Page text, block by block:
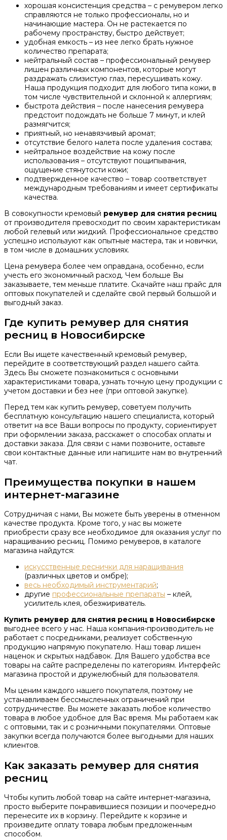
хорошая консистенция средства – с ремувером легко
справляются не только профессионалы, но и
начинающие мастера. Он не растекается по
рабочему пространству, быстро действует;
удобная емкость – из нее легко брать нужное
количество препарата;
нейтральный состав – профессиональный ремувер
лишен различных компонентов, которые могут
раздражать слизистую глаз, пересушивать кожу.
Наша продукция подходит для любого типа кожи, в
том числе чувствительной и склонной к аллергиям;
быстрота действия – после нанесения ремувера
предстоит подождать не больше 7 минут, и клей
размягчится;
приятный, но ненавязчивый аромат;
отсутствие белого налета после удаления состава;
нейтральное воздействие на кожу после
использования – отсутствуют пощипывания,
ощущение стянутости кожи;
подтвержденное качество – товар соответствует
международным требованиям и имеет сертификаты
качества.
В совокупности кремовый ремувер для снятия ресниц
от производителя превосходит по своим характеристикам
любой гелевый или жидкий. Профессиональное средство
успешно используют как опытные мастера, так и новички,
в том числе в домашних условиях.
Цена ремувера более чем оправдана, особенно, если
учесть его экономичный расход. Чем больше Вы
заказываете, тем меньше платите. Скачайте наш прайс для
оптовых покупателей и сделайте свой первый большой и
выгодный заказ.
Где купить ремувер для снятия
ресниц в Новосибирске
Если Вы ищете качественный кремовый ремувер,
перейдите в соответствующий раздел нашего сайта.
Здесь Вы сможете познакомиться с основными
характеристиками товара, узнать точную цену продукции с
учетом доставки и без нее (при оптовой закупке).
Перед тем как купить ремувер, советуем получить
бесплатную консультацию нашего специалиста, который
ответит на все Ваши вопросы по продукту, сориентирует
при оформлении заказа, расскажет о способах оплаты и
доставки заказа. Для связи с нами позвоните, оставьте
свои контактные данные или напишите нам во внутренний
чат.
Преимущества покупки в нашем
интернет-магазине
Сотрудничая с нами, Вы можете быть уверены в отменном
качестве продукта. Кроме того, у нас вы можете
приобрести сразу все необходимое для оказания услуг по
наращиванию ресниц. Помимо ремуверов, в каталоге
магазина найдутся:
искусственные реснички для наращивания
(различных цветов и омбре);
весь необходимый инструментарий;
другие профессиональные препараты – клей,
усилитель клея, обезжириватель.
Купить ремувер для снятия ресниц в Новосибирске
выгоднее всего у нас. Наша компания-производитель не
работает с посредниками, реализует собственную
продукцию напрямую покупателю. Наш товар лишен
наценок и скрытых надбавок. Для Вашего удобства все
товары на сайте распределены по категориям. Интерфейс
магазина простой и дружелюбный для пользователя.
Мы ценим каждого нашего покупателя, поэтому не
устанавливаем бессмысленных ограничений при
сотрудничестве. Вы можете заказать любое количество
товара в любое удобное для Вас время. Мы работаем как
с оптовыми, так и с розничными покупателями. Оптовые
закупки всегда получаются более выгодными для наших
клиентов.
Как заказать ремувер для снятия
ресниц
Чтобы купить любой товар на сайте интернет-магазина,
просто выберите понравившиеся позиции и поочередно
перенесите их в корзину. Перейдите к корзине и
произведите оплату товара любым предложенным
способом.